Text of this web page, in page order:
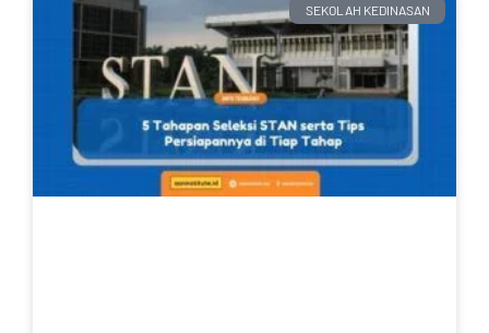
SEKOLAH KEDINASAN